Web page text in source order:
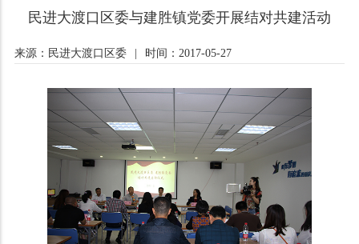
民进大渡口区委与建胜镇党委开展结对共建活动
来源：民进大渡口区委 时间：2017-05-27